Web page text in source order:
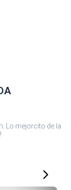
Lo mejorcito de la